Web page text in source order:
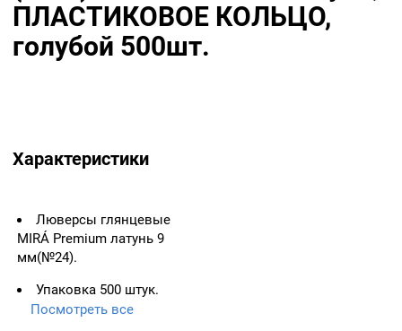
ПЛАСТИКОВОЕ КОЛЬЦО,
голубой 500шт.
Характеристики
Люверсы глянцевые
MIRÁ Premium латунь 9
мм(№24).
Упаковка 500 штук.
Цвет: Голубой.
Посмотреть все